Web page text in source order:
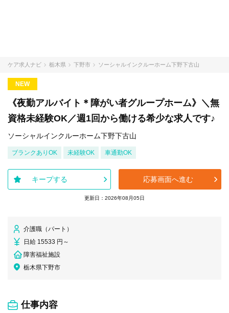
ケア求人ナビ 栃木県 下野市 ソーシャルインクルーホーム下野下古山
NEW
《夜勤アルバイト＊障がい者グループホーム》＼無
資格未経験OK／週1回から働ける希少な求人です♪
ソーシャルインクルーホーム下野下古山
ブランクありOK 未経験OK 車通勤OK
キープする 応募画面へ進む
更新日：2026年08月05日
介護職（パート）
日給 15533 円～
障害福祉施設
栃木県下野市
仕事内容